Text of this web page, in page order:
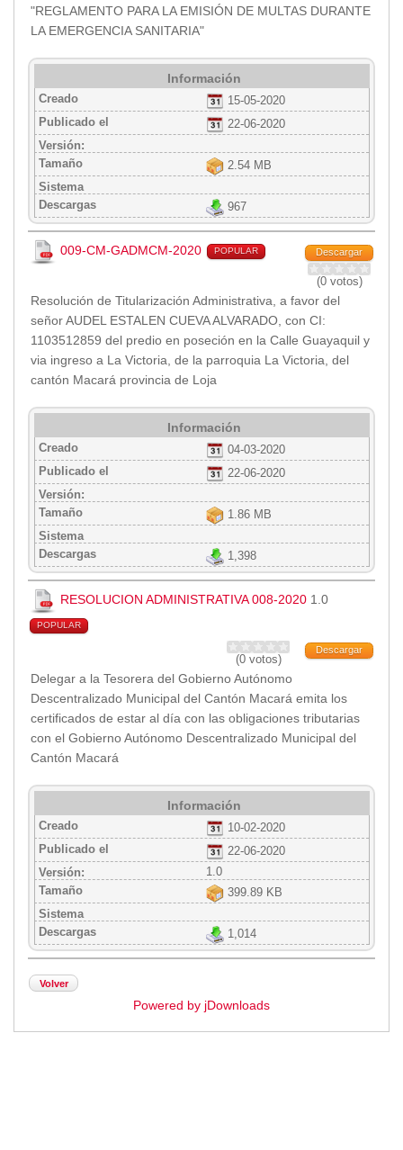
"REGLAMENTO PARA LA EMISIÓN DE MULTAS DURANTE
LA EMERGENCIA SANITARIA"
Información
Creado
15-05-2020
Publicado el
22-06-2020
Versión:
Tamaño
2.54 MB
Sistema
Descargas
967
009-CM-GADMCM-2020 POPULAR Descargar
(0 votos)
Resolución de Titularización Administrativa, a favor del
señor AUDEL ESTALEN CUEVA ALVARADO, con CI:
1103512859 del predio en poseción en la Calle Guayaquil y
via ingreso a La Victoria, de la parroquia La Victoria, del
cantón Macará provincia de Loja
Información
Creado
04-03-2020
Publicado el
22-06-2020
Versión:
Tamaño
1.86 MB
Sistema
Descargas
1,398
RESOLUCION ADMINISTRATIVA 008-2020 1.0
POPULAR
Descargar
(0 votos)
Delegar a la Tesorera del Gobierno Autónomo
Descentralizado Municipal del Cantón Macará emita los
certificados de estar al día con las obligaciones tributarias
con el Gobierno Autónomo Descentralizado Municipal del
Cantón Macará
Información
Creado
10-02-2020
Publicado el
22-06-2020
Versión:
1.0
Tamaño
399.89 KB
Sistema
Descargas
1,014
Volver
Powered by jDownloads